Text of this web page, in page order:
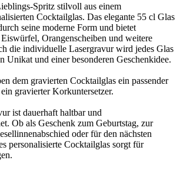
Spritz stilvoll aus einem
Cocktailglas. Das elegante 55 cl Glas
seine moderne Form und bietet
Orangenscheiben und weitere
die individuelle Lasergravur wird jedes Glas
Unikat und einer besonderen Geschenkidee.
dem gravierten Cocktailglas ein passender
gravierter Korkuntersetzer.
ist dauerhaft haltbar und
Ob als Geschenk zum Geburtstag, zur
oder für den nächsten
personalisierte Cocktailglas sorgt für